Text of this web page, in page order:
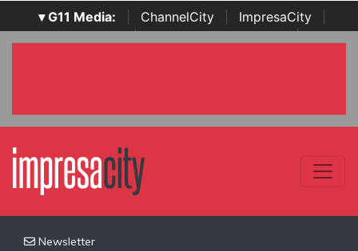
▾ G11 Media: ChannelCity ImpresaCity
SecurityOpenLab | Italian Channel Awards | Italian
Newsletter